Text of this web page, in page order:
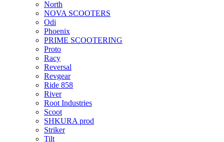
North
NOVA SCOOTERS
Odi
Phoenix
PRIME SCOOTERING
Proto
Racy
Reversal
Revgear
Ride 858
River
Root Industries
Scoot
SHKURA рrоd
Striker
Tilt